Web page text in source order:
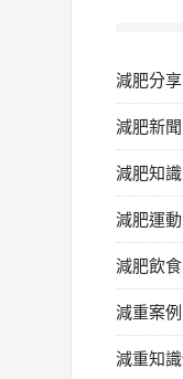
減肥分享
減肥新聞
減肥知識
減肥運動
減肥飲食
減重案例
減重知